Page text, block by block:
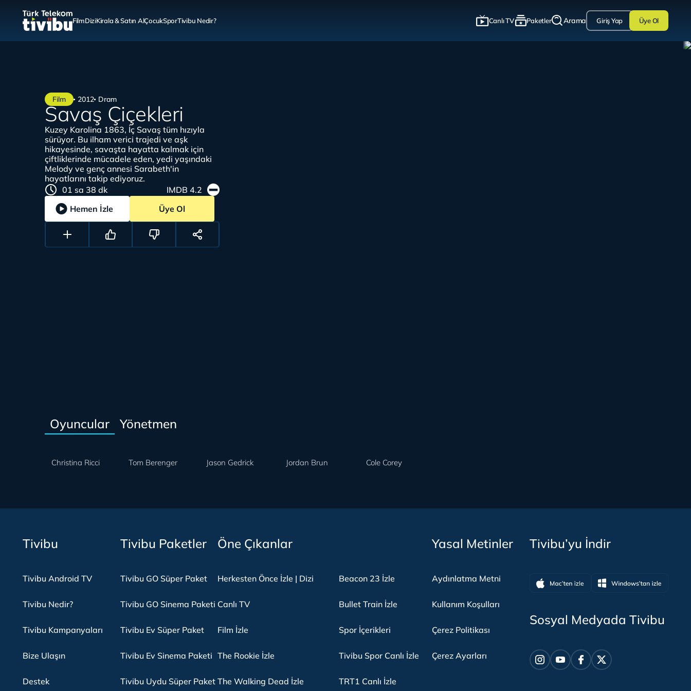
FilmDiziKirala & Satın AlÇocukSporTivibu Nedir? Canlı TV Paketler Arama Giriş Yap Üye Ol
Film 2012 Dram
Savaş Çiçekleri
Kuzey Karolina 1863, İç Savaş tüm hızıyla
sürüyor. Bu ilham verici trajedi ve aşk
hikayesinde, savaşta hayatta kalmak için
çiftliklerinde mücadele eden, yedi yaşındaki
Melody ve genç annesi Sarabeth'in
hayatlarını takip ediyoruz.
01 sa 38 dk
IMDB 4.2
Hemen İzle
Üye Ol
Oyuncular Yönetmen
Christina Ricci Tom Berenger Jason Gedrick Jordan Brun Cole Corey
Tivibu
Tivibu Android TV
Tivibu Nedir?
Tivibu Kampanyaları
Bize Ulaşın
Destek
Tivibu Paketler
Tivibu GO Süper Paket
Tivibu GO Sinema Paketi
Tivibu Ev Süper Paket
Tivibu Ev Sinema Paketi
Tivibu Uydu Süper Paket
Öne Çıkanlar
Herkesten Önce İzle | Dizi
Canlı TV
Film İzle
The Rookie İzle
The Walking Dead İzle
Beacon 23 İzle
Bullet Train İzle
Spor İçerikleri
Tivibu Spor Canlı İzle
TRT1 Canlı İzle
Yasal Metinler
Aydınlatma Metni
Kullanım Koşulları
Çerez Politikası
Çerez Ayarları
Tivibu’yu İndir
Sosyal Medyada Tivibu